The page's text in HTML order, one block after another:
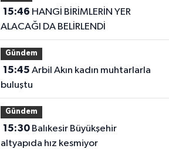
15:46
ALACAĞI DA BELİRLENDİ
Gündem
15:45
buluştu
Gündem
15:30Balıkesir Büyükşehir
altyapıda hız kesmiyor